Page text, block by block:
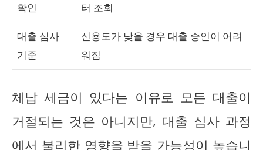
확인
터 조회
대출 심사
기준
신용도가 낮을 경우 대출 승인이 어려
워짐
체납 세금이 있다는 이유로 모든 대출이
거절되는 것은 아니지만, 대출 심사 과정
에서 불리한 영향을 받을 가능성이 높습니